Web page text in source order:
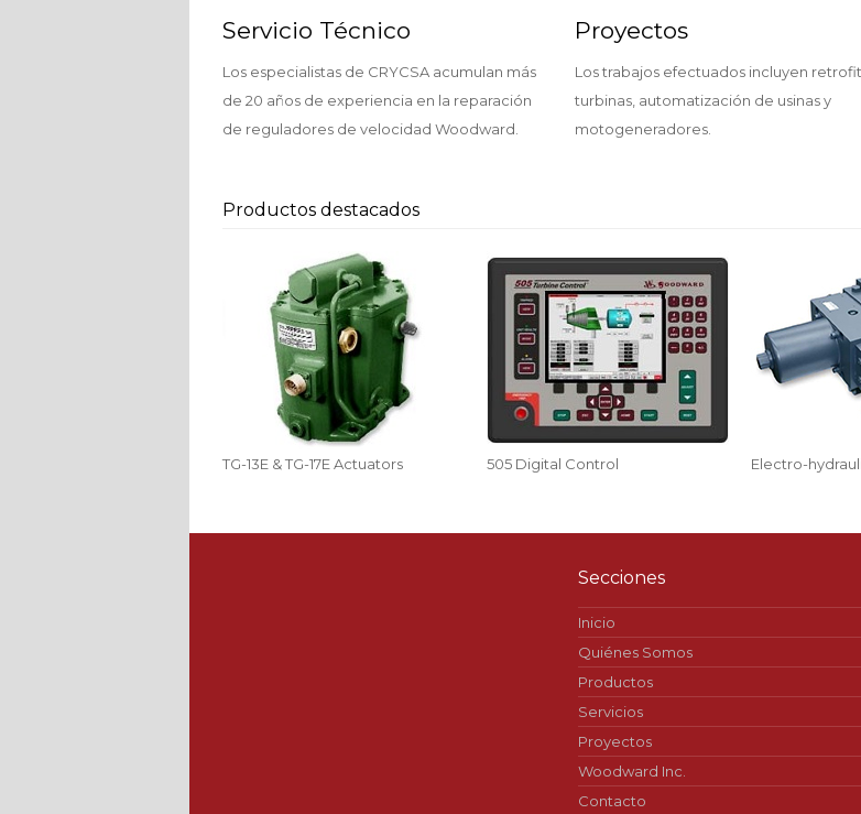
Servicio Técnico
Los especialistas de CRYCSA acumulan más
de 20 años de experiencia en la reparación
de reguladores de velocidad Woodward.
Proyectos
Los trabajos efectuados incluyen
turbinas, automatización de usinas y
motogeneradores.
Productos destacados
TG-13E & TG-17E Actuators 505 Digital Control Electro-
Secciones
Inicio
Quiénes Somos
Productos
Servicios
Proyectos
Woodward Inc.
Contacto